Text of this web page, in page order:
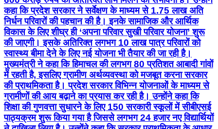
कहा कि प्रदेश सरकार ने सर्वेक्षण के माध्यम से 1.75 लाख अति
निर्धन परिवारों की पहचान की है। इनके सामाजिक और आर्थिक
विकास के लिए शीघ्र ही ‘अपना परिवार सुखी परिवार योजना’ शुरू
की जाएगी। इसके अतिरिक्त लगभग 10 लाख पात्र परिवारों को
स्वास्थ्य बीमा देने के लिए नई योजना भी तैयार की जा रही है।
मुख्यमंत्री ने कहा कि हिमाचल की लगभग 80 प्रतिशत आबादी गांवों
में रहती है, इसलिए ग्रामीण अर्थव्यवस्था को मजबूत करना सरकार
की प्राथमिकता है। प्रदेश सरकार विभिन्न योजनाओं के माध्यम से
ग्रामीणों की आय बढ़ाने का प्रयास कर रही है। उन्होंने कहा कि
शिक्षा की गुणवत्ता सुधारने के लिए 150 सरकारी स्कूलों में सीबीएसई
पाठ्यक्रम शुरू किया गया है जिससे लगभग 24 हजार नए विद्यार्थियों